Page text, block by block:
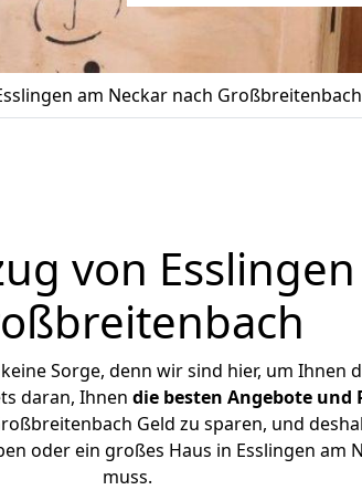
am Neckar nach Großbreitenbach
von
Sorge, denn wir sind hier, um Ihnen
daran, Ihnen die besten Angebote und
Geld zu sparen, und
oder ein großes Haus in Esslingen am
muss.